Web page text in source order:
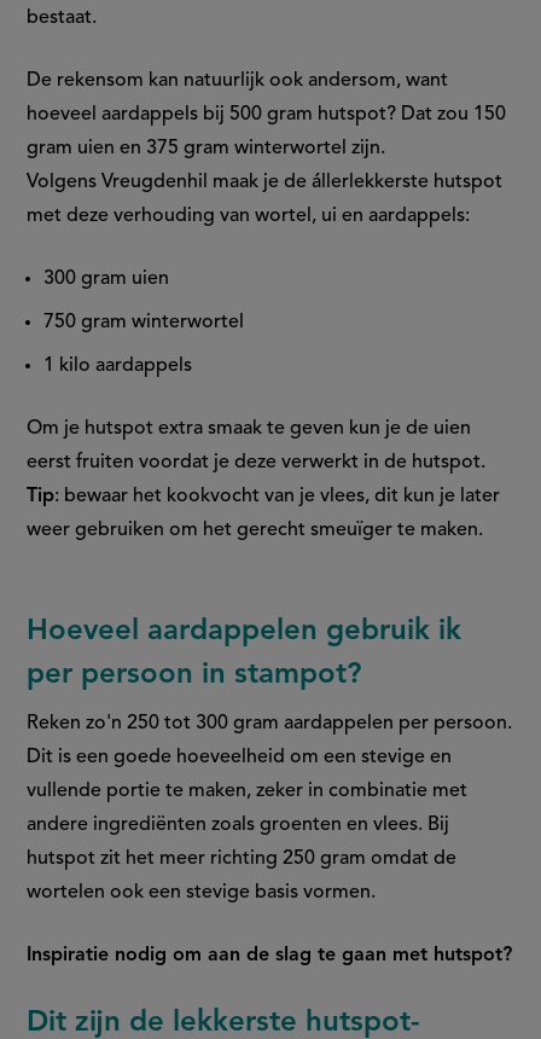
bestaat.
De rekensom kan natuurlijk ook andersom, want
hoeveel aardappels bij 500 gram hutspot​? Dat zou 150
gram uien en 375 gram winterwortel zijn.
Volgens Vreugdenhil maak je de állerlekkerste hutspot
met deze verhouding van wortel, ui en aardappels:
300 gram uien
750 gram winterwortel
1 kilo aardappels
Om je hutspot extra smaak te geven kun je de uien
eerst fruiten voordat je deze verwerkt in de hutspot.
Tip: bewaar het kookvocht van je vlees, dit kun je later
weer gebruiken om het gerecht smeuïger te maken.
Hoeveel aardappelen gebruik ik
per persoon in stampot?
Reken zo'n 250 tot 300 gram aardappelen per persoon.
Dit is een goede hoeveelheid om een stevige en
vullende portie te maken, zeker in combinatie met
andere ingrediënten zoals groenten en vlees. Bij
hutspot zit het meer richting 250 gram omdat de
wortelen ook een stevige basis vormen.
Inspiratie nodig om aan de slag te gaan met hutspot?
Dit zijn de lekkerste hutspot-